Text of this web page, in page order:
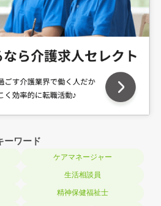
ーワード
ケアマネージャー
生活相談員
精神保健福祉士